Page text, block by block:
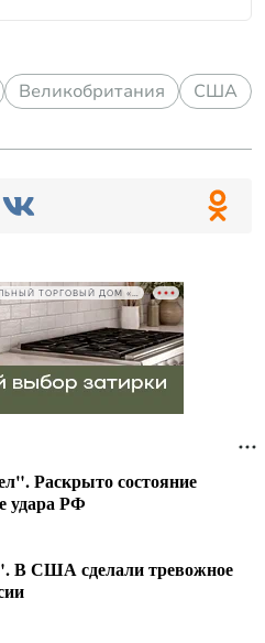
Великобритания США
РЕКЛАМА • ООО СТРОИТЕЛЬНЫЙ ТОРГОВЫЙ ДОМ «ПЕТРОВИЧ», ИНН 7802348846
Раскрыто состояние
удара РФ
В США сделали тревожное